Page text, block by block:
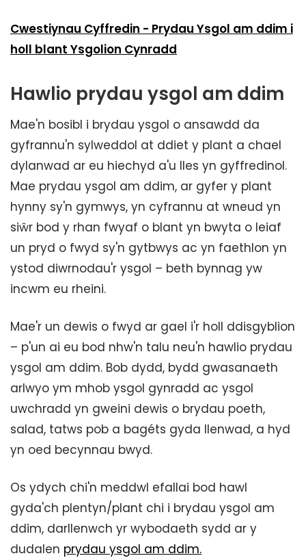
Cwestiynau Cyffredin - Prydau Ysgol am ddim i
holl blant Ysgolion Cynradd
Hawlio prydau ysgol am ddim
Mae'n bosibl i brydau ysgol o ansawdd da
gyfrannu'n sylweddol at ddiet y plant a chael
dylanwad ar eu hiechyd a'u lles yn gyffredinol.
Mae prydau ysgol am ddim, ar gyfer y plant
hynny sy'n gymwys, yn cyfrannu at wneud yn
siŵr bod y rhan fwyaf o blant yn bwyta o leiaf
un pryd o fwyd sy'n gytbwys ac yn faethlon yn
ystod diwrnodau'r ysgol – beth bynnag yw
incwm eu rheini.
Mae'r un dewis o fwyd ar gael i'r holl ddisgyblion
– p'un ai eu bod nhw'n talu neu'n hawlio prydau
ysgol am ddim. Bob dydd, bydd gwasanaeth
arlwyo ym mhob ysgol gynradd ac ysgol
uwchradd yn gweini dewis o brydau poeth,
salad, tatws pob a bagéts gyda llenwad, a hyd
yn oed becynnau bwyd.
Os ydych chi'n meddwl efallai bod hawl
gyda'ch plentyn/plant chi i brydau ysgol am
ddim, darllenwch yr wybodaeth sydd ar y
dudalen prydau ysgol am ddim.